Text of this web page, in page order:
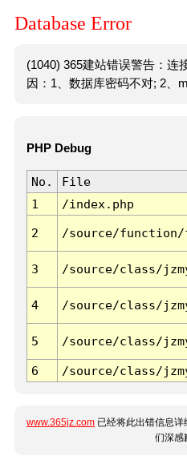
Database Error
(1040) 365建站错误警告：连
因：1、数据库密码不对; 2、
PHP Debug
No. File
1
/index.php
2 /source/function/
3 /source/class/
4 /source/class/
5 /source/class/
6 /source/class/
www.365jz.com 已经将此出错信息
们深感